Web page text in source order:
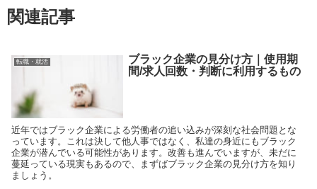
関連記事
転職・就活
ブラック企業の見分け方｜使用期
間/求人回数・判断に利用するもの
近年ではブラック企業による労働者の追い込みが深刻な社会問題とな
っています。これは決して他人事ではなく、私達の身近にもブラック
企業が潜んでいる可能性があります。改善も進んでいますが、未だに
蔓延っている現実もあるので、まずばブラック企業の見分け方を知り
ましょう。